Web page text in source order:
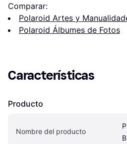
Comparar:
Polaroid Artes y
Polaroid Álbumes de Fotos
Características
Producto
Nombre del producto